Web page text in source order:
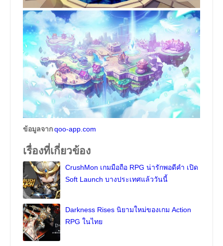
ข้อมูลจากqoo-app.com
เรื่องที่เกี่ยวข้อง
CrushMon เกมมือถือ RPG น่ารักพอดีคำ เปิด
Soft Launch บางประเทศแล้ววันนี้
Darkness Rises นิยามใหม่ของเกม Action
RPG ในไทย